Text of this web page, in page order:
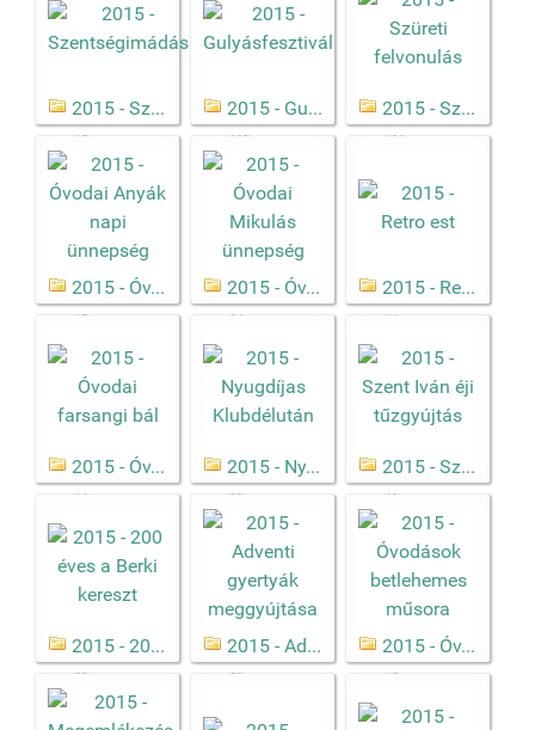
2015 - Sz...
(15)
2015 - Gu...
(105)
2015 - Sz...
(136)
2015 - Óv...
(17)
2015 - Óv...
(24)
2015 - Re...
(14)
2015 - Óv...
(14)
2015 - Ny...
(32)
2015 - Sz...
(19)
2015 - 20...
(23)
2015 - Ad...
(59)
2015 - Óv...
(15)